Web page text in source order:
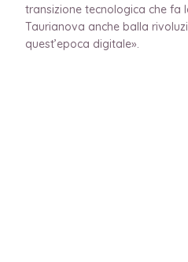
transizione tecnologica che fa
Taurianova anche balla
quest’epoca digitale».